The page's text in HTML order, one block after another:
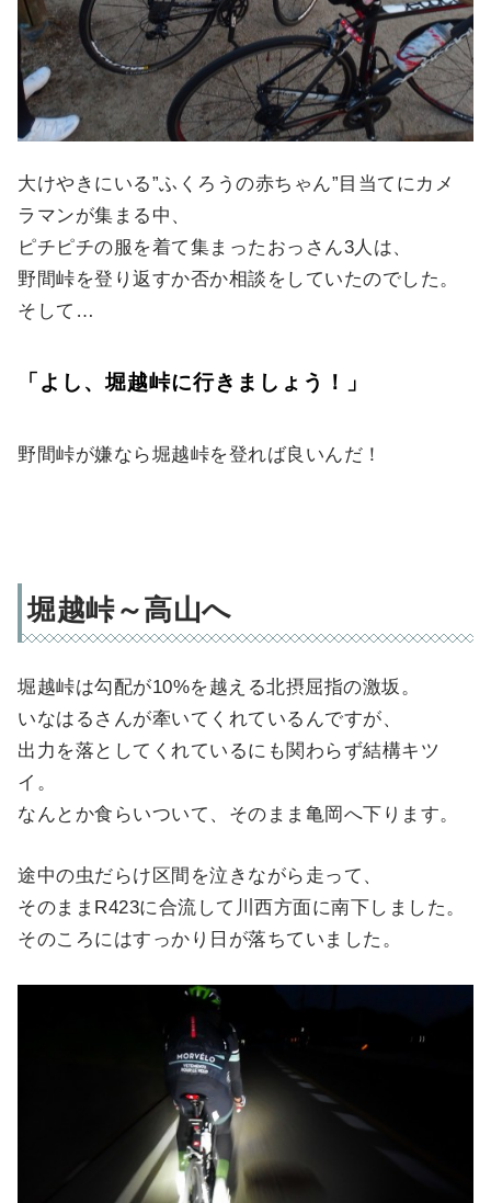
大けやきにいる”ふくろうの赤ちゃん”目当てにカメ
ラマンが集まる中、
ピチピチの服を着て集まったおっさん3人は、
野間峠を登り返すか否か相談をしていたのでした。
そして…
「よし、堀越峠に行きましょう！」
野間峠が嫌なら堀越峠を登れば良いんだ！
堀越峠～高山へ
堀越峠は勾配が10%を越える北摂屈指の激坂。
いなはるさんが牽いてくれているんですが、
出力を落としてくれているにも関わらず結構キツ
イ。
なんとか食らいついて、そのまま亀岡へ下ります。
途中の虫だらけ区間を泣きながら走って、
そのままR423に合流して川西方面に南下しました。
そのころにはすっかり日が落ちていました。